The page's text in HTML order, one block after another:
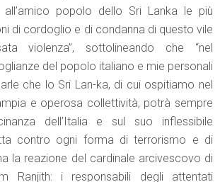
popolo dello Sri Lanka le più
di cordoglio e di condanna di questo vile
violenza”, sottolineando che “nel
del popolo italiano e mie personali
che lo Sri Lan-ka, di cui ospitiamo nel
e operosa collettività, potrà sempre
dell’Italia e sul suo inflessibile
contro ogni forma di terrorismo e di
la reazione del cardinale arcivescovo di
Ranjith: i responsabili degli attentati